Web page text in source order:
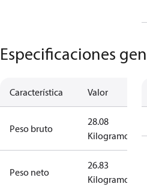
Especificaciones
Característica Valor
Peso bruto
28.08
Kilogramo
Peso neto
26.83
Kilogramo